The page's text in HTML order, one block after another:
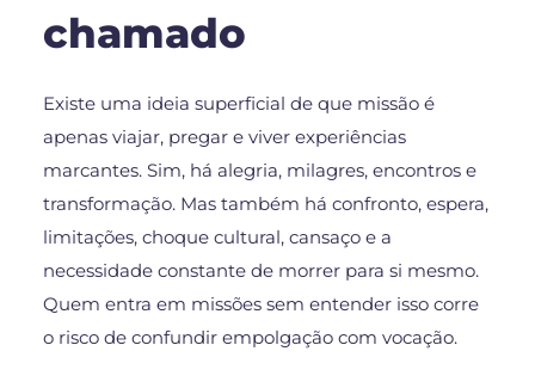
chamado
Existe uma ideia superficial de que missão é
apenas viajar, pregar e viver experiências
marcantes. Sim, há alegria, milagres, encontros e
transformação. Mas também há confronto, espera,
limitações, choque cultural, cansaço e a
necessidade constante de morrer para si mesmo.
Quem entra em missões sem entender isso corre
o risco de confundir empolgação com vocação.